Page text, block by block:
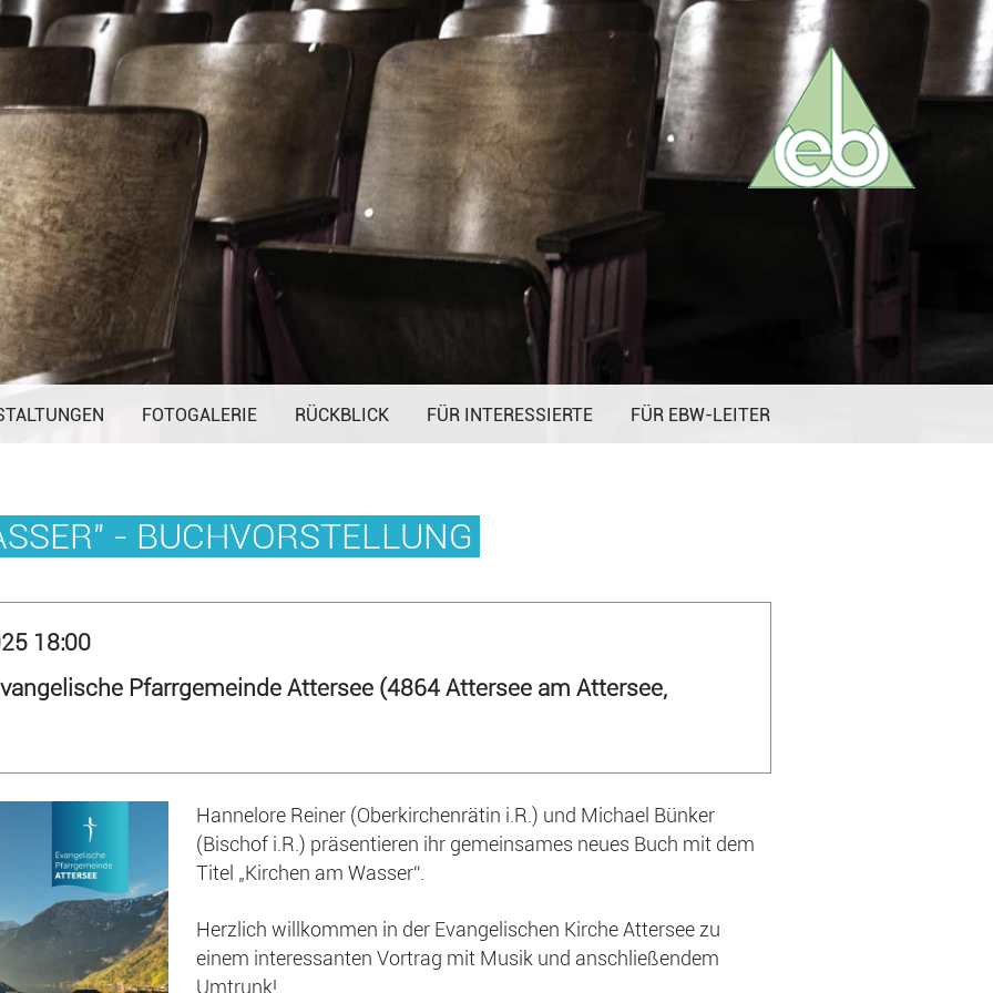
überspringen
FOTOGALERIE RÜCKBLICK FÜR INTERESSIERTE FÜR EBW-LEITER
- BUCHVORSTELLUNG
18:00
Pfarrgemeinde Attersee (4864 Attersee am Attersee,
Hannelore Reiner (Oberkirchenrätin i.R.) und Michael Bünker
(Bischof i.R.) präsentieren ihr gemeinsames neues Buch mit dem
Titel „Kirchen am Wasser“.
Herzlich willkommen in der Evangelischen Kirche Attersee zu
einem interessanten Vortrag mit Musik und anschließendem
Umtrunk!